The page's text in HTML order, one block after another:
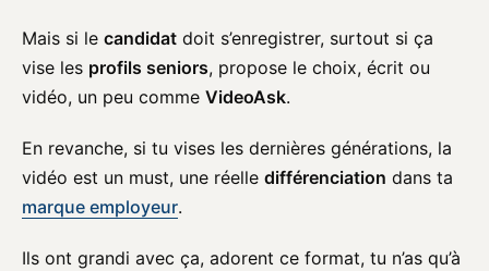
Mais si le candidat doit s’enregistrer, surtout si ça
vise les profils seniors, propose le choix, écrit ou
vidéo, un peu comme VideoAsk.
En revanche, si tu vises les dernières générations, la
vidéo est un must, une réelle différenciation dans ta
marque employeur.
Ils ont grandi avec ça, adorent ce format, tu n’as qu’à